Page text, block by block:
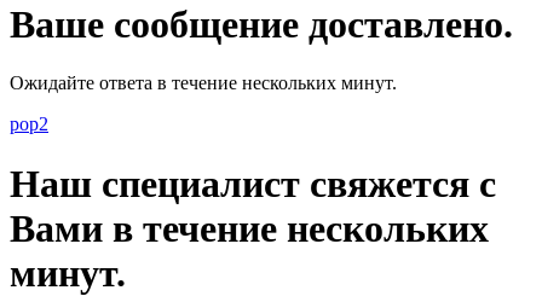
Ваше сообщение доставлено.
Ожидайте ответа в течение нескольких минут.
pop2
Наш специалист свяжется с
Вами в течение нескольких
минут.